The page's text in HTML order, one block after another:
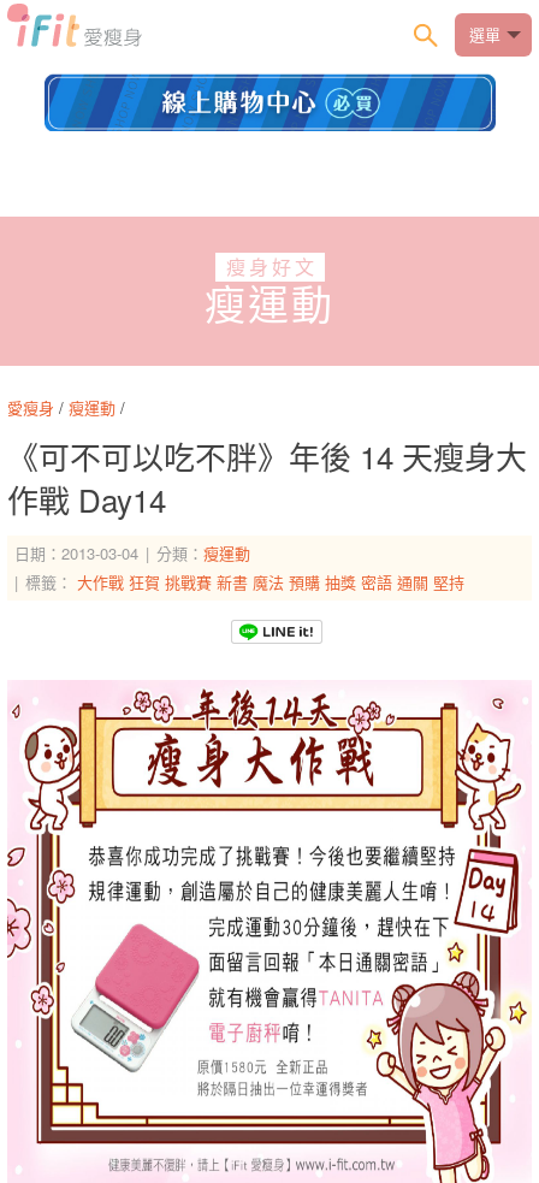
選單
瘦身好文
瘦運動
愛瘦身 / 瘦運動 /
《可不可以吃不胖》年後 14 天瘦身大
作戰 Day14
日期：2013-03-04 分類： 瘦運動
標籤： 大作戰 狂賀 挑戰賽 新書 魔法 預購 抽獎 密語 通關 堅持